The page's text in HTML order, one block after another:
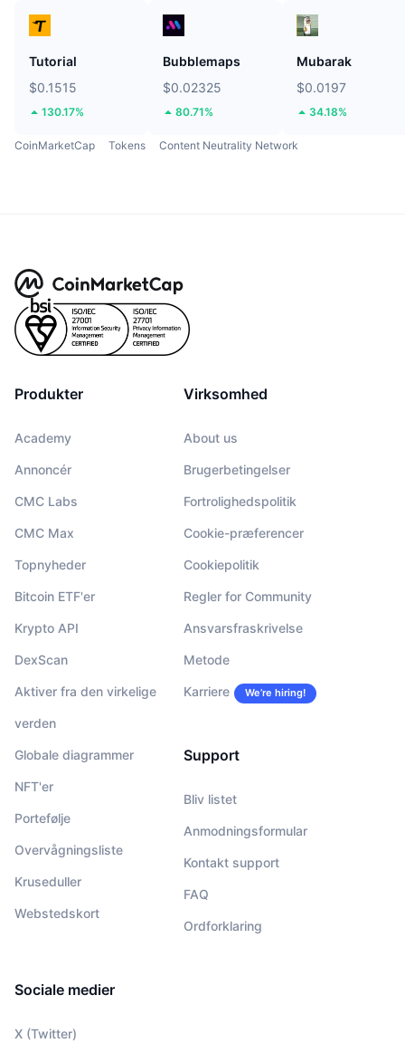
Tutorial
$0.1515
130.17%
Bubblemaps
$0.02325
80.71%
Mubarak
$0.0197
34.18%
CoinMarketCap Tokens Content Neutrality Network
Produkter
Academy
Annoncér
CMC Labs
CMC Max
Topnyheder
Bitcoin ETF'er
Krypto API
DexScan
Aktiver fra den virkelige
verden
Globale diagrammer
NFT'er
Portefølje
Overvågningsliste
Kruseduller
Webstedskort
Virksomhed
About us
Brugerbetingelser
Fortrolighedspolitik
Cookie-præferencer
Cookiepolitik
Regler for Community
Ansvarsfraskrivelse
Metode
Karriere We’re hiring!
Support
Bliv listet
Anmodningsformular
Kontakt support
FAQ
Ordforklaring
Sociale medier
X (Twitter)